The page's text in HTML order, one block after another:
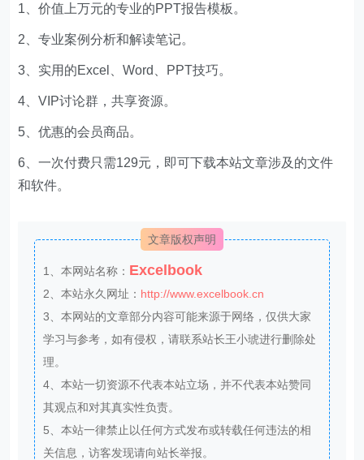
1、价值上万元的专业的PPT报告模板。
2、专业案例分析和解读笔记。
3、实用的Excel、Word、PPT技巧。
4、VIP讨论群，共享资源。
5、优惠的会员商品。
6、一次付费只需129元，即可下载本站文章涉及的文件
和软件。
文章版权声明
1、本网站名称： Excelbook
2、本站永久网址： http://www.excelbook.cn
3、本网站的文章部分内容可能来源于网络，仅供大家
学习与参考，如有侵权，请联系站长王小琥进行删除处
理。
4、本站一切资源不代表本站立场，并不代表本站赞同
其观点和对其真实性负责。
5、本站一律禁止以任何方式发布或转载任何违法的相
关信息，访客发现请向站长举报。